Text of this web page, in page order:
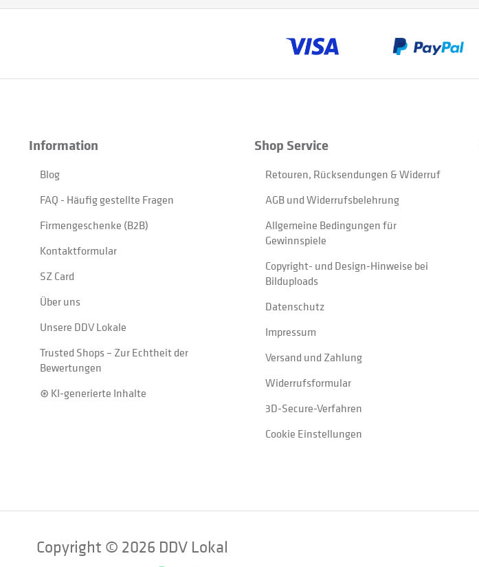
Information
Blog
FAQ - Häufig gestellte Fragen
Firmengeschenke (B2B)
Kontaktformular
SZ Card
Über uns
Unsere DDV Lokale
Trusted Shops – Zur Echtheit der
Bewertungen
⊛ KI-generierte Inhalte
Shop Service
Retouren, Rücksendungen & Widerruf
AGB und Widerrufsbelehrung
Allgemeine Bedingungen für
Gewinnspiele
Copyright- und Design-Hinweise bei
Bilduploads
Datenschutz
Impressum
Versand und Zahlung
Widerrufsformular
3D-Secure-Verfahren
Cookie Einstellungen
Copyright © 2026 DDV Lokal